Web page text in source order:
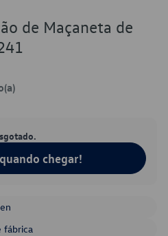
de Maçaneta de
chegar!
fábrica